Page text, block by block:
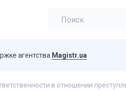
агентства Magistr.ua
в отношении